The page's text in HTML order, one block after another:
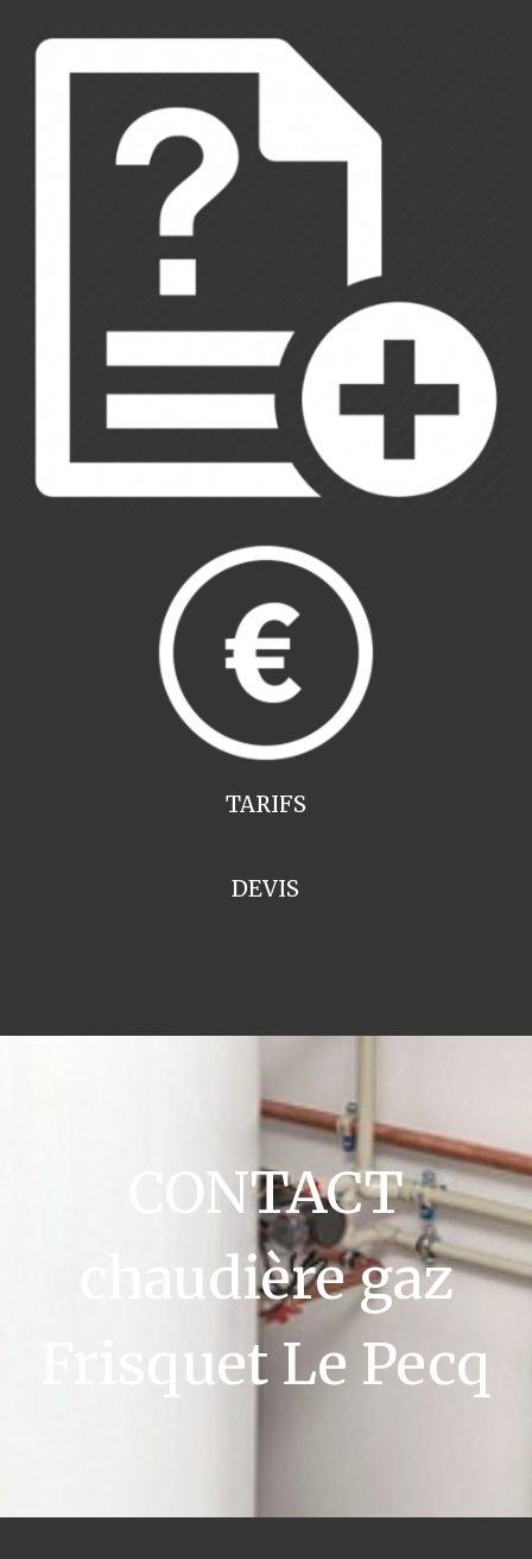
TARIFS
DEVIS
CONTACT
chaudière gaz
Frisquet Le Pecq